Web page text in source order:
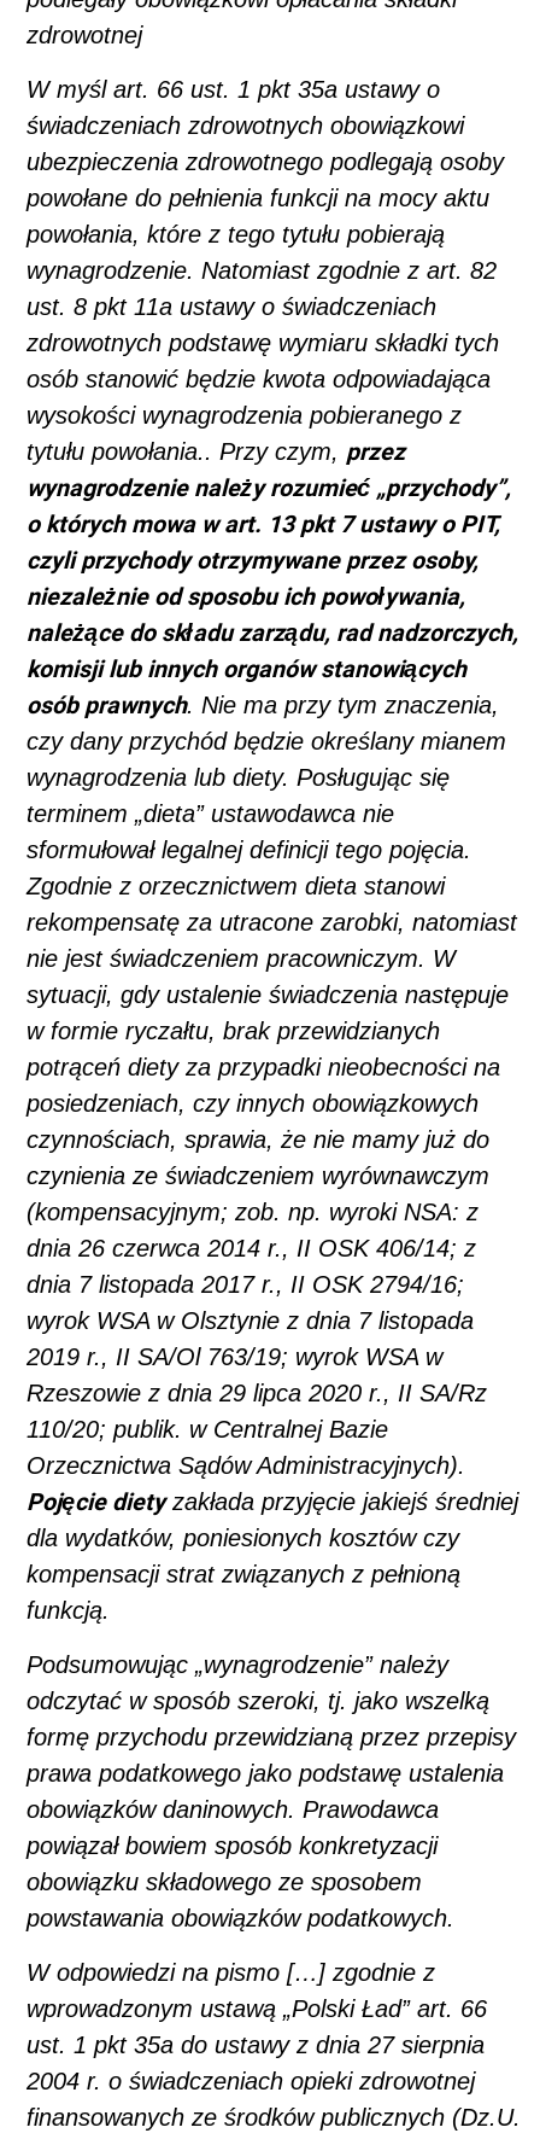
zdrowotnej
W myśl art. 66 ust. 1 pkt 35a ustawy o
świadczeniach zdrowotnych obowiązkowi
ubezpieczenia zdrowotnego podlegają osoby
powołane do pełnienia funkcji na mocy aktu
powołania, które z tego tytułu pobierają
wynagrodzenie. Natomiast zgodnie z art. 82
ust. 8 pkt 11a ustawy o świadczeniach
zdrowotnych podstawę wymiaru składki tych
osób stanowić będzie kwota odpowiadająca
wysokości wynagrodzenia pobieranego z
tytułu powołania.. Przy czym, przez
wynagrodzenie należy rozumieć „przychody”,
o których mowa w art. 13 pkt 7 ustawy o PIT,
czyli przychody otrzymywane przez osoby,
niezależnie od sposobu ich powoływania,
należące do składu zarządu, rad nadzorczych,
komisji lub innych organów stanowiących
osób prawnych. Nie ma przy tym znaczenia,
czy dany przychód będzie określany mianem
wynagrodzenia lub diety. Posługując się
terminem „dieta” ustawodawca nie
sformułował legalnej definicji tego pojęcia.
Zgodnie z orzecznictwem dieta stanowi
rekompensatę za utracone zarobki, natomiast
nie jest świadczeniem pracowniczym. W
sytuacji, gdy ustalenie świadczenia następuje
w formie ryczałtu, brak przewidzianych
potrąceń diety za przypadki nieobecności na
posiedzeniach, czy innych obowiązkowych
czynnościach, sprawia, że nie mamy już do
czynienia ze świadczeniem wyrównawczym
(kompensacyjnym; zob. np. wyroki NSA: z
dnia 26 czerwca 2014 r., II OSK 406/14; z
dnia 7 listopada 2017 r., II OSK 2794/16;
wyrok WSA w Olsztynie z dnia 7 listopada
2019 r., II SA/Ol 763/19; wyrok WSA w
Rzeszowie z dnia 29 lipca 2020 r., II SA/Rz
110/20; publik. w Centralnej Bazie
Orzecznictwa Sądów Administracyjnych).
Pojęcie dietyzakłada przyjęcie jakiejś średniej
dla wydatków, poniesionych kosztów czy
kompensacji strat związanych z pełnioną
funkcją.
Podsumowując „wynagrodzenie” należy
odczytać w sposób szeroki, tj. jako wszelką
formę przychodu przewidzianą przez przepisy
prawa podatkowego jako podstawę ustalenia
obowiązków daninowych. Prawodawca
powiązał bowiem sposób konkretyzacji
obowiązku składowego ze sposobem
powstawania obowiązków podatkowych.
W odpowiedzi na pismo […] zgodnie z
wprowadzonym ustawą „Polski Ład” art. 66
ust. 1 pkt 35a do ustawy z dnia 27 sierpnia
2004 r. o świadczeniach opieki zdrowotnej
finansowanych ze środków publicznych (Dz.U.